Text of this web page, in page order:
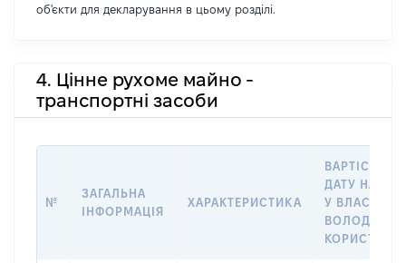
об'єкти для декларування в цьому розділі.
4. Цінне рухоме майно -
транспортні засоби
№
ЗАГАЛЬНА
ІНФОРМАЦІЯ
ХАРАКТЕРИСТИКА
ВАРТІСТЬ НА
ДАТУ
У
ВОЛОДІННЯ